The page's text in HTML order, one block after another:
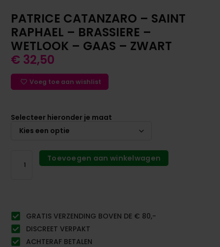
PATRICE CATANZARO – SAINT
RAPHAEL – BRASSIERE –
WETLOOK – GAAS – ZWART
€ 32,50
Voeg toe aan wishlist
Selecteer hieronder je maat
Toevoegen aan winkelwagen
GRATIS VERZENDING BOVEN DE € 80,-
DISCREET VERPAKT
ACHTERAF BETALEN